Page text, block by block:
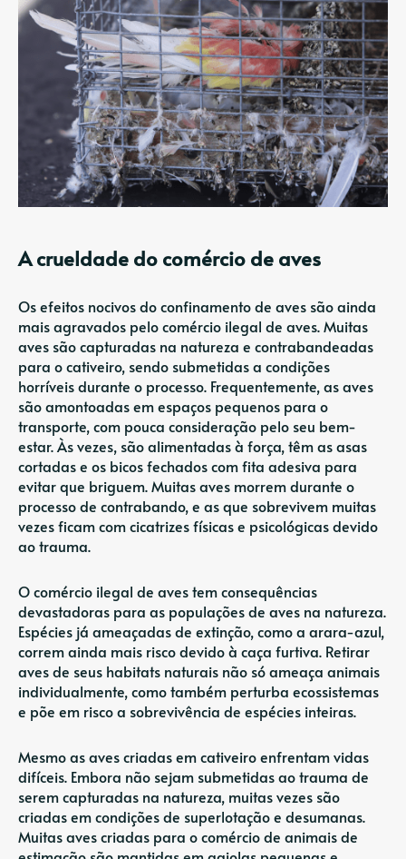
A crueldade do comércio de aves
Os efeitos nocivos do confinamento de aves são ainda
mais agravados pelo comércio ilegal de aves. Muitas
aves são capturadas na natureza e contrabandeadas
para o cativeiro, sendo submetidas a condições
horríveis durante o processo. Frequentemente, as aves
são amontoadas em espaços pequenos para o
transporte, com pouca consideração pelo seu bem-
estar. Às vezes, são alimentadas à força, têm as asas
cortadas e os bicos fechados com fita adesiva para
evitar que briguem. Muitas aves morrem durante o
processo de contrabando, e as que sobrevivem muitas
vezes ficam com cicatrizes físicas e psicológicas devido
ao trauma.
O comércio ilegal de aves tem consequências
devastadoras para as populações de aves na natureza.
Espécies já ameaçadas de extinção, como a arara-azul,
correm ainda mais risco devido à caça furtiva. Retirar
aves de seus habitats naturais não só ameaça animais
individualmente, como também perturba ecossistemas
e põe em risco a sobrevivência de espécies inteiras.
Mesmo as aves criadas em cativeiro enfrentam vidas
difíceis. Embora não sejam submetidas ao trauma de
serem capturadas na natureza, muitas vezes são
criadas em condições de superlotação e desumanas.
Muitas aves criadas para o comércio de animais de